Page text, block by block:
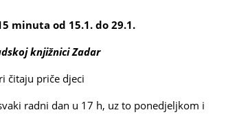
minuta od 15.1. do 29.1.
knjižnici Zadar
čitaju priče djeci
radni dan u 17 h, uz to ponedjeljkom i